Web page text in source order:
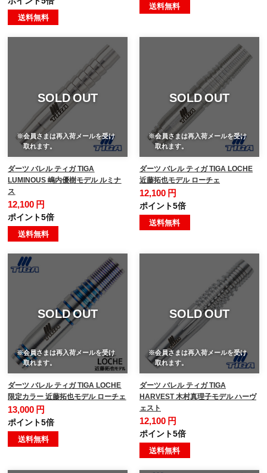
送料無料
送料無料
SOLD OUT
※会員さまは再入荷メールを受け
取れます。
ダーツ バレル ティガ TIGA
LUMINOUS 嶋内優樹モデル ルミナ
ス
12,100 円
ポイント5倍
送料無料
SOLD OUT
※会員さまは再入荷メールを受け
取れます。
ダーツ バレル ティガ TIGA LOCHE
近藤拓也モデル ローチェ
12,100 円
ポイント5倍
送料無料
SOLD OUT
※会員さまは再入荷メールを受け
取れます。
ダーツ バレル ティガ TIGA LOCHE
限定カラー 近藤拓也モデル ローチェ
13,000 円
ポイント5倍
送料無料
SOLD OUT
※会員さまは再入荷メールを受け
取れます。
ダーツ バレル ティガ TIGA
HARVEST 木村真理子モデル ハーヴ
ェスト
12,100 円
ポイント5倍
送料無料